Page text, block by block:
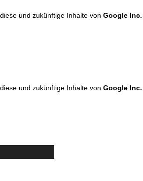
und zukünftige Inhalte von Google Inc.
und zukünftige Inhalte von Google Inc.